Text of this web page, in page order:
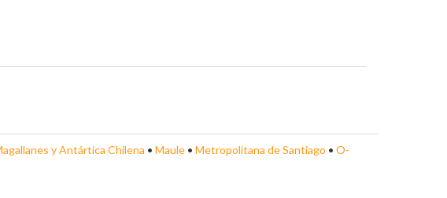
y Antártica Chilena • Maule • Metropolitana de Santiago • O-